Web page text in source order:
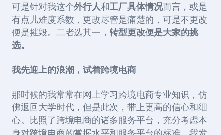
可是针对我这个外行人和工厂具体情况而言，或是
有点儿难度系数，更改尽管是痛楚的，可是不更改
便是摧毁。二者选其一， 转型更改便是大家的挑
选。
我先迎上的浪潮，试着跨境电商
那时候的我常常在网上学习跨境电商专业知识，仿
佛返回大学时代，但是此次，带上更高的信心和细
心。比照了跨境电商的诸多服务平台，充分考虑本